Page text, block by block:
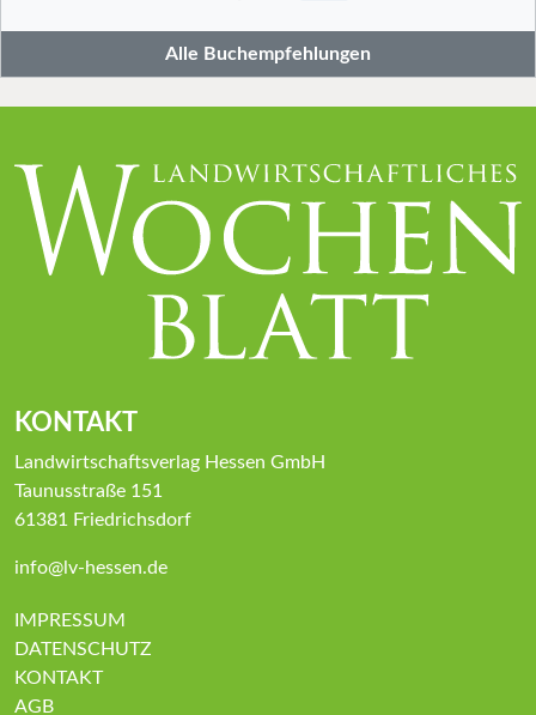
Alle Buchempfehlungen
KONTAKT
Landwirtschaftsverlag Hessen GmbH
Taunusstraße 151
61381 Friedrichsdorf
info@lv-hessen.de
IMPRESSUM
DATENSCHUTZ
KONTAKT
AGB